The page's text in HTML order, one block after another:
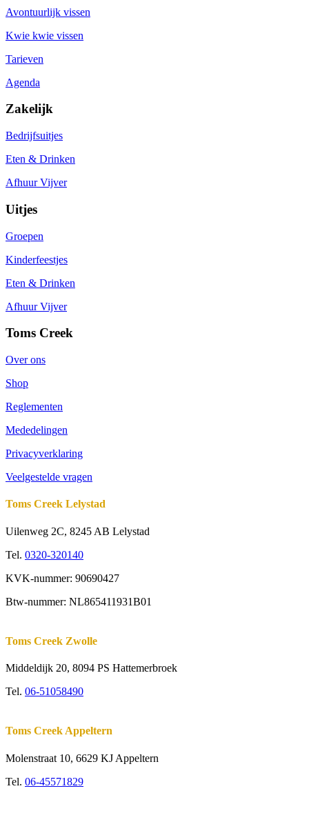
Avontuurlijk vissen
Kwie kwie vissen
Tarieven
Agenda
Zakelijk
Bedrijfsuitjes
Eten & Drinken
Afhuur Vijver
Uitjes
Groepen
Kinderfeestjes
Eten & Drinken
Afhuur Vijver
Toms Creek
Over ons
Shop
Reglementen
Mededelingen
Privacyverklaring
Veelgestelde vragen
Toms Creek Lelystad
Uilenweg 2C, 8245 AB Lelystad
Tel. 0320-320140
KVK-nummer: 90690427
Btw-nummer: NL865411931B01
Toms Creek Zwolle
Middeldijk 20, 8094 PS Hattemerbroek
Tel. 06-51058490
Toms Creek Appeltern
Molenstraat 10, 6629 KJ Appeltern
Tel. 06-45571829